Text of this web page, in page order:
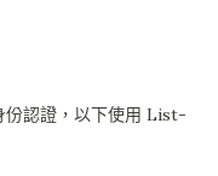
份認證，以下使用 List-